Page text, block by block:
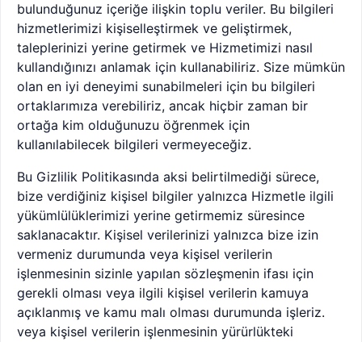
bulunduğunuz içeriğe ilişkin toplu veriler. Bu bilgileri
hizmetlerimizi kişiselleştirmek ve geliştirmek,
taleplerinizi yerine getirmek ve Hizmetimizi nasıl
kullandığınızı anlamak için kullanabiliriz. Size mümkün
olan en iyi deneyimi sunabilmeleri için bu bilgileri
ortaklarımıza verebiliriz, ancak hiçbir zaman bir
ortağa kim olduğunuzu öğrenmek için
kullanılabilecek bilgileri vermeyeceğiz.
Bu Gizlilik Politikasında aksi belirtilmediği sürece,
bize verdiğiniz kişisel bilgiler yalnızca Hizmetle ilgili
yükümlülüklerimizi yerine getirmemiz süresince
saklanacaktır. Kişisel verilerinizi yalnızca bize izin
vermeniz durumunda veya kişisel verilerin
işlenmesinin sizinle yapılan sözleşmenin ifası için
gerekli olması veya ilgili kişisel verilerin kamuya
açıklanmış ve kamu malı olması durumunda işleriz.
veya kişisel verilerin işlenmesinin yürürlükteki